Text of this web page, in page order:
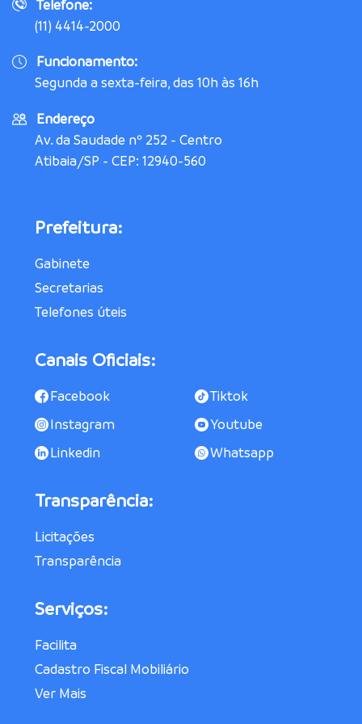
Telefone:
(11) 4414-2000
Funcionamento:
Segunda a sexta-feira, das 10h às 16h
Endereço
Av. da Saudade nº 252 - Centro
Atibaia/SP - CEP: 12940-560
Prefeitura:
Gabinete
Secretarias
Telefones úteis
Canais Oficiais:
Facebook
Tiktok
Instagram
Youtube
Linkedin
Whatsapp
Transparência:
Licitações
Transparência
Serviços:
Facilita
Cadastro Fiscal Mobiliário
Ver Mais